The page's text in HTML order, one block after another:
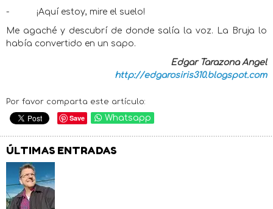
- ¡Aquí estoy, mire el suelo!
Me agaché y descubrí de donde salía la voz. La Bruja lo
había convertido en un sapo.
Edgar Tarazona Angel
http://edgarosiris310.blogspot.com
Por favor comparta este artículo:
Save Whatsapp
ÚLTIMAS ENTRADAS